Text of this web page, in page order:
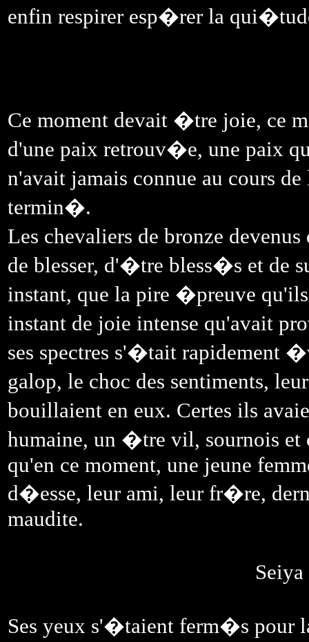
enfin respirer esp�rer la
Ce moment devait �tre joie, ce
d'une paix retrouv�e, une paix
n'avait jamais connue au cours
termin�.
Les chevaliers de bronze
de blesser, d'�tre bless�s et de
instant, que la pire �preuve
instant de joie intense qu'avait
ses spectres s'�tait rapidement
galop, le choc des sentiments,
bouillaient en eux. Certes ils
humaine, un �tre vil, sournois
qu'en ce moment, une jeune
d�esse, leur ami, leur fr�re,
maudite.
Ses yeux s'�taient ferm�s pour